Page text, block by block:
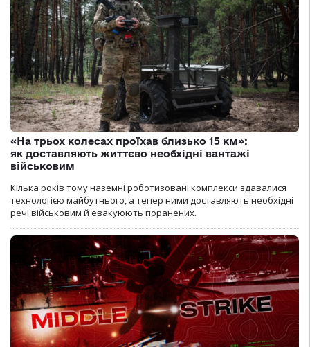
«На трьох колесах проїхав близько 15 км»:
як доставляють життєво необхідні вантажі
військовим
Кілька років тому наземні роботизовані комплекси здавалися
технологією майбутнього, а тепер ними доставляють необхідні
речі військовим й евакуюють поранених.